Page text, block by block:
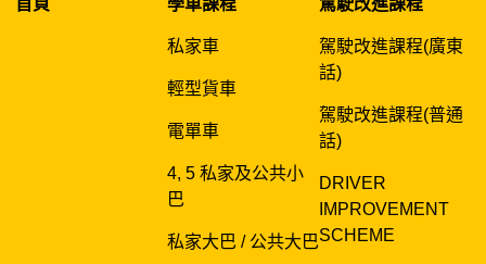
首頁
學車課程
私家車
輕型貨車
電單車
4, 5 私家及公共小
巴
私家大巴 / 公共大巴
駕駛改進課程
駕駛改進課程(廣東
話)
駕駛改進課程(普通
話)
DRIVER
IMPROVEMENT
SCHEME